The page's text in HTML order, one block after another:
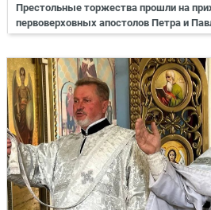
Престольные торжества прошли на
первоверховных апостолов Петра и